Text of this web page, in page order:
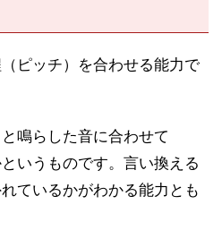
ピッチ）を合わせる能力で
鳴らした音に合わせて
いうものです。言い換える
ているかがわかる能力とも